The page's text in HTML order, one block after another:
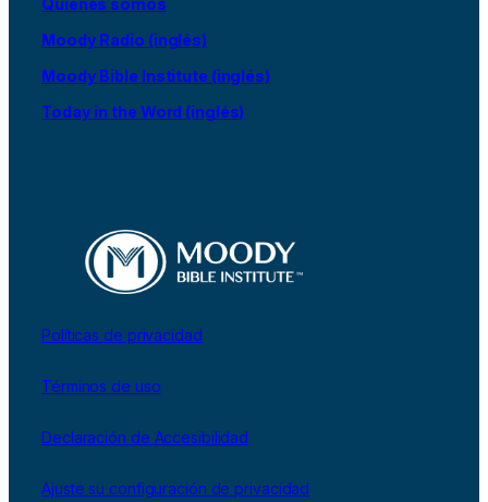
Moody Radio (inglés)
Moody Bible Institute (inglés)
Today in the Word (inglés)
Políticas de privacidad
Términos de uso
Declaración de Accesibilidad
Ajuste su configuración de privacidad